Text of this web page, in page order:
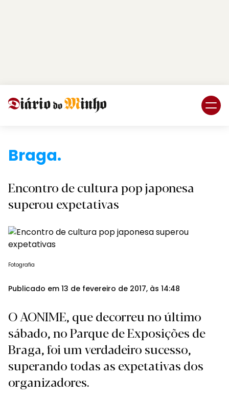
Braga.
Encontro de cultura pop japonesa
superou expetativas
Fotografia
Publicado em 13 de fevereiro de 2017, às 14:48
O AONIME, que decorreu no último
sábado, no Parque de Exposições de
Braga, foi um verdadeiro sucesso,
superando todas as expetativas dos
organizadores.